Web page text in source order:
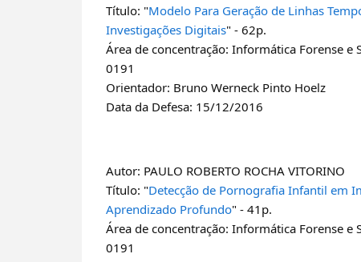
Título: "Modelo Para Geração de Linhas
Investigações Digitais" - 62p.
Área de concentração: Informática Forense e
0191
Orientador: Bruno Werneck Pinto Hoelz
Data da Defesa: 15/12/2016
Autor: PAULO ROBERTO ROCHA VITORINO
Título: "Detecção de Pornografia Infantil em
Aprendizado Profundo" - 41p.
Área de concentração: Informática Forense e
0191